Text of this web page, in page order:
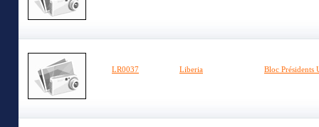
LR0037 Liberia Bloc Présidents